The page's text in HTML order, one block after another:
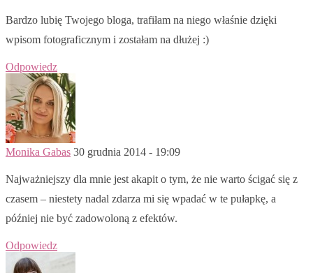
Bardzo lubię Twojego bloga, trafiłam na niego właśnie dzięki
wpisom fotograficznym i zostałam na dłużej :)
Odpowiedz
Monika Gabas 30 grudnia 2014 - 19:09
Najważniejszy dla mnie jest akapit o tym, że nie warto ścigać się z
czasem – niestety nadal zdarza mi się wpadać w te pułapkę, a
później nie być zadowoloną z efektów.
Odpowiedz